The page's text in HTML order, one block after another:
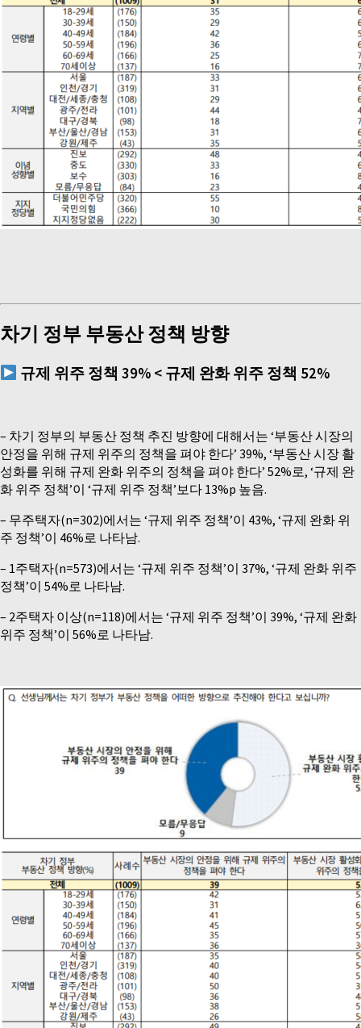
차기 정부 부동산 정책 방향
규제 위주 정책39% < 규제 완화 위주 정책 52%
– 차기 정부의 부동산 정책 추진 방향에 대해서는 ‘부동산 시장의
안정을 위해 규제 위주의 정책을 펴야 한다’ 39%, ‘부동산 시장 활
성화를 위해 규제 완화 위주의 정책을 펴야 한다’ 52%로, ‘규제 완
화 위주 정책’이 ‘규제 위주 정책’보다 13%p 높음.
– 무주택자(n=302)에서는 ‘규제 위주 정책’이 43%, ‘규제 완화 위
주 정책’이 46%로 나타남.
– 1주택자(n=573)에서는 ‘규제 위주 정책’이 37%, ‘규제 완화 위주
정책’이 54%로 나타남.
– 2주택자 이상(n=118)에서는 ‘규제 위주 정책’이 39%, ‘규제 완화
위주 정책’이 56%로 나타남.